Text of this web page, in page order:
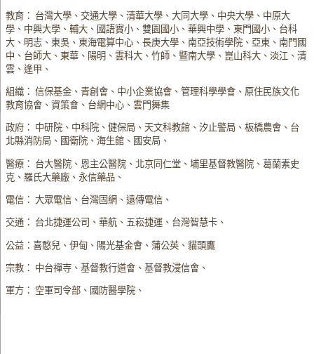
教育： 台灣大學、交通大學、清華大學、大同大學、中央大學、中原大
學、中興大學、輔大、國語實小、雙園國小、華興中學、東門國小、台科
大、明志、東吳、東海電算中心、長庚大學、南亞技術學院、亞東、南門國
中、台師大、東華、陽明、雲科大、竹師、暨南大學、崑山科大、淡江、清
雲、逢甲、
組織： 信保基金、青創會、中小企業協會、管理科學學會、原住民族文化
教育協會、資策會、台網中心、雲門舞集
政府： 中研院、中科院、健保局、天文科教館、汐止警局、板橋農會、台
北縣消防局、國衛院、海生館、國安局、
醫療： 台大醫院、恩主公醫院、北京同仁堂、埔里基督教醫院、葛蘭素史
克、羅氏大藥廠、永信藥品、
電信： 大眾電信、台灣固網、遠傳電信、
交通： 台北捷運公司、華航、五崧捷運、台灣智慧卡、
公益：喜憨兒、伊甸、陽光基金會、蒲公英、貓頭鷹
宗教： 中台禪寺、基督教行道會、基督教浸信會、
軍方： 空軍司令部、國防醫學院、